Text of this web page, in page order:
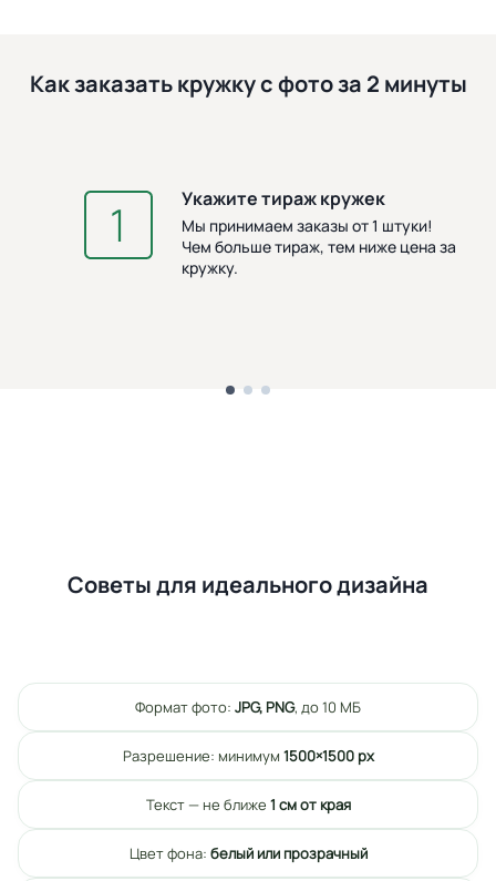
Как заказать кружку с фото за 2 минуты
Укажите тираж кружек
Мы принимаем заказы от 1 штуки!
Чем больше тираж, тем ниже цена за
кружку.
Советы для идеального дизайна
Формат фото: JPG, PNG, до 10 МБ
Разрешение: минимум 1500×1500 px
Текст — не ближе 1 см от края
Цвет фона: белый или прозрачный